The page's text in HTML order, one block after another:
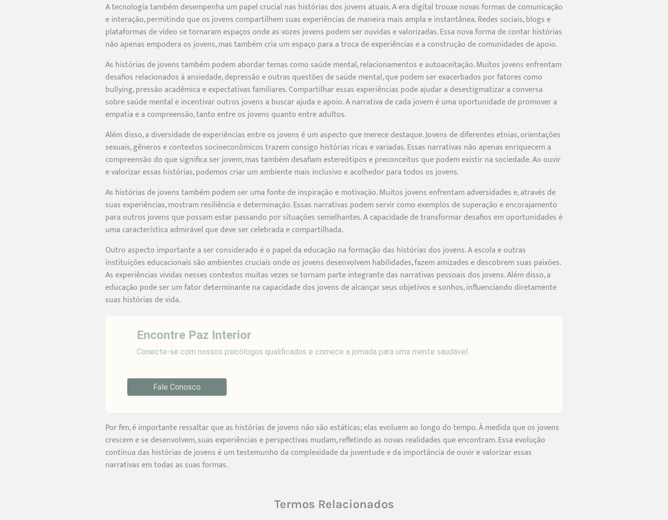
A tecnologia também desempenha um papel crucial nas histórias dos jovens atuais. A era digital trouxe novas formas de comunicação
e interação, permitindo que os jovens compartilhem suas experiências de maneira mais ampla e instantânea. Redes sociais, blogs e
plataformas de vídeo se tornaram espaços onde as vozes jovens podem ser ouvidas e valorizadas. Essa nova forma de contar histórias
não apenas empodera os jovens, mas também cria um espaço para a troca de experiências e a construção de comunidades de apoio.
As histórias de jovens também podem abordar temas como saúde mental, relacionamentos e autoaceitação. Muitos jovens enfrentam
desafios relacionados à ansiedade, depressão e outras questões de saúde mental, que podem ser exacerbados por fatores como
bullying, pressão acadêmica e expectativas familiares. Compartilhar essas experiências pode ajudar a desestigmatizar a conversa
sobre saúde mental e incentivar outros jovens a buscar ajuda e apoio. A narrativa de cada jovem é uma oportunidade de promover a
empatia e a compreensão, tanto entre os jovens quanto entre adultos.
Além disso, a diversidade de experiências entre os jovens é um aspecto que merece destaque. Jovens de diferentes etnias, orientações
sexuais, gêneros e contextos socioeconômicos trazem consigo histórias ricas e variadas. Essas narrativas não apenas enriquecem a
compreensão do que significa ser jovem, mas também desafiam estereótipos e preconceitos que podem existir na sociedade. Ao ouvir
e valorizar essas histórias, podemos criar um ambiente mais inclusivo e acolhedor para todos os jovens.
As histórias de jovens também podem ser uma fonte de inspiração e motivação. Muitos jovens enfrentam adversidades e, através de
suas experiências, mostram resiliência e determinação. Essas narrativas podem servir como exemplos de superação e encorajamento
para outros jovens que possam estar passando por situações semelhantes. A capacidade de transformar desafios em oportunidades é
uma característica admirável que deve ser celebrada e compartilhada.
Outro aspecto importante a ser considerado é o papel da educação na formação das histórias dos jovens. A escola e outras
instituições educacionais são ambientes cruciais onde os jovens desenvolvem habilidades, fazem amizades e descobrem suas paixões.
As experiências vividas nesses contextos muitas vezes se tornam parte integrante das narrativas pessoais dos jovens. Além disso, a
educação pode ser um fator determinante na capacidade dos jovens de alcançar seus objetivos e sonhos, influenciando diretamente
suas histórias de vida.
Encontre Paz Interior
Conecte-se com nossos psicólogos qualificados e comece a jornada para uma mente saudável.
Fale Conosco
Por fim, é importante ressaltar que as histórias de jovens não são estáticas; elas evoluem ao longo do tempo. À medida que os jovens
crescem e se desenvolvem, suas experiências e perspectivas mudam, refletindo as novas realidades que encontram. Essa evolução
contínua das histórias de jovens é um testemunho da complexidade da juventude e da importância de ouvir e valorizar essas
narrativas em todas as suas formas.
Termos Relacionados